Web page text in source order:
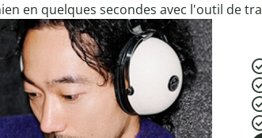
en quelques secondes avec l'outil de